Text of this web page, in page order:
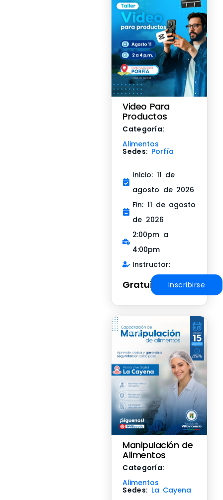
Video Para
Productos
Categoría:
Alimentos
Sedes: Porfía
Inicio: 11 de
agosto de 2026
Fin: 11 de agosto
de 2026
2:00pm a
4:00pm
Instructor:
Gratuito Inscribirse
Taller
Manipulación de
Alimentos
Categoría:
Alimentos
Sedes: La Cayena